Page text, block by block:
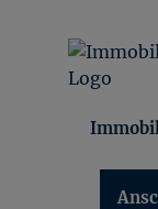
Mehrfamilienhaus
Immobilien verkaufen
Zinshaus und